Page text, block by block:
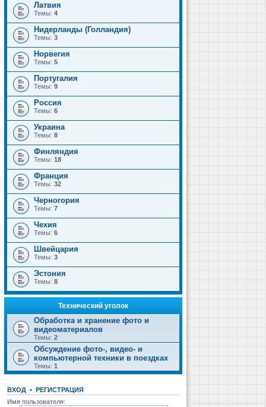
Латвия
Темы: 4
Нидерланды (Голландия)
Темы: 3
Норвегия
Темы: 5
Португалия
Темы: 9
Россия
Темы: 6
Украина
Темы: 8
Финляндия
Темы: 18
Франция
Темы: 32
Черногория
Темы: 7
Чехия
Темы: 6
Швейцария
Темы: 3
Эстония
Темы: 8
Технический уголок
Обработка и хранение фото и
видеоматериалов
Темы: 2
Обсуждение фото-, видео- и
компьютерной техники в поездках
Темы: 1
ВХОД • РЕГИСТРАЦИЯ
Имя пользователя: